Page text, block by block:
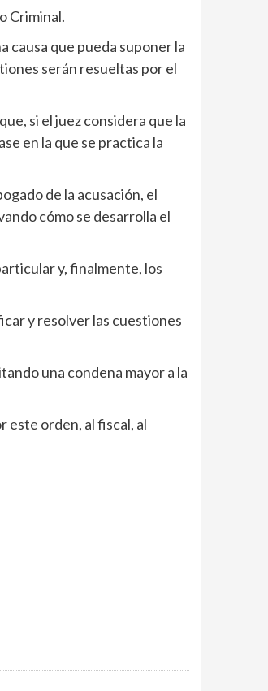
Criminal.
causa que pueda suponer la
serán resueltas por el
si el juez considera que la
en la que se practica la
de la acusación, el
cómo se desarrolla el
y, finalmente, los
y resolver las cuestiones
una condena mayor a la
este orden, al fiscal, al